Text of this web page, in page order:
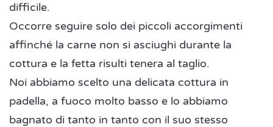
difficile.
Occorre seguire solo dei piccoli accorgimenti
affinché la carne non si asciughi durante la
cottura e la fetta risulti tenera al taglio.
Noi abbiamo scelto una delicata cottura in
padella, a fuoco molto basso e lo abbiamo
bagnato di tanto in tanto con il suo stesso